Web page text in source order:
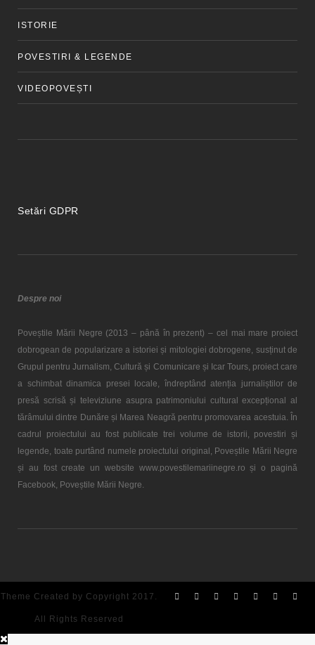
ISTORIE
POVESTIRI & LEGENDE
VIDEOPOVEȘTI
Setări GDPR
Despre noi
Poveștile Mării Negre (2013 – până în prezent) – cel mai mare proiect
dobrogean de popularizare a istoriei și mitologiei dobrogene, susținut de
Grupul pentru Jurnalism, Cultură și Comunicare și Icar Tours, proiect care
a schimbat dinamica presei locale, îndreptând atenția jurnaliștilor de
presă scrisă și televiziune asupra patrimoniului cultural excepțional al
tărâmului dintre Dunăre și Marea Neagră pentru promovarea acestuia. În
cadrul proiectului au fost publicate trei volume de istorii, povestiri și
legende, toate purtând numele proiectului original, Poveștile Mării Negre
și au fost create un website www.povestilemariinegre.ro și o pagină
Facebook, Poveștile Mării Negre.
Theme Created by Copyright 2017.
All Rights Reserved